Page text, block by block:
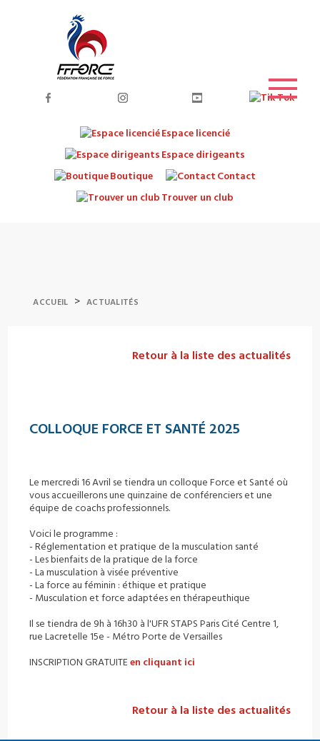
Espace licencié
Espace dirigeants
Boutique
Contact
Trouver un club
ACCUEIL > ACTUALITÉS
Retour à la liste des actualités
COLLOQUE FORCE ET SANTÉ 2025
Le mercredi 16 Avril se tiendra un colloque Force et Santé où
vous accueillerons une quinzaine de conférenciers et une
équipe de coachs professionnels.
Voici le programme :
- Réglementation et pratique de la musculation santé
- Les bienfaits de la pratique de la force
- La musculation à visée préventive
- La force au féminin : éthique et pratique
- Musculation et force adaptées en thérapeuthique
Il se tiendra de 9h à 16h30 à l'UFR STAPS Paris Cité Centre 1,
rue Lacretelle 15e - Métro Porte de Versailles
INSCRIPTION GRATUITEen cliquant ici
Retour à la liste des actualités